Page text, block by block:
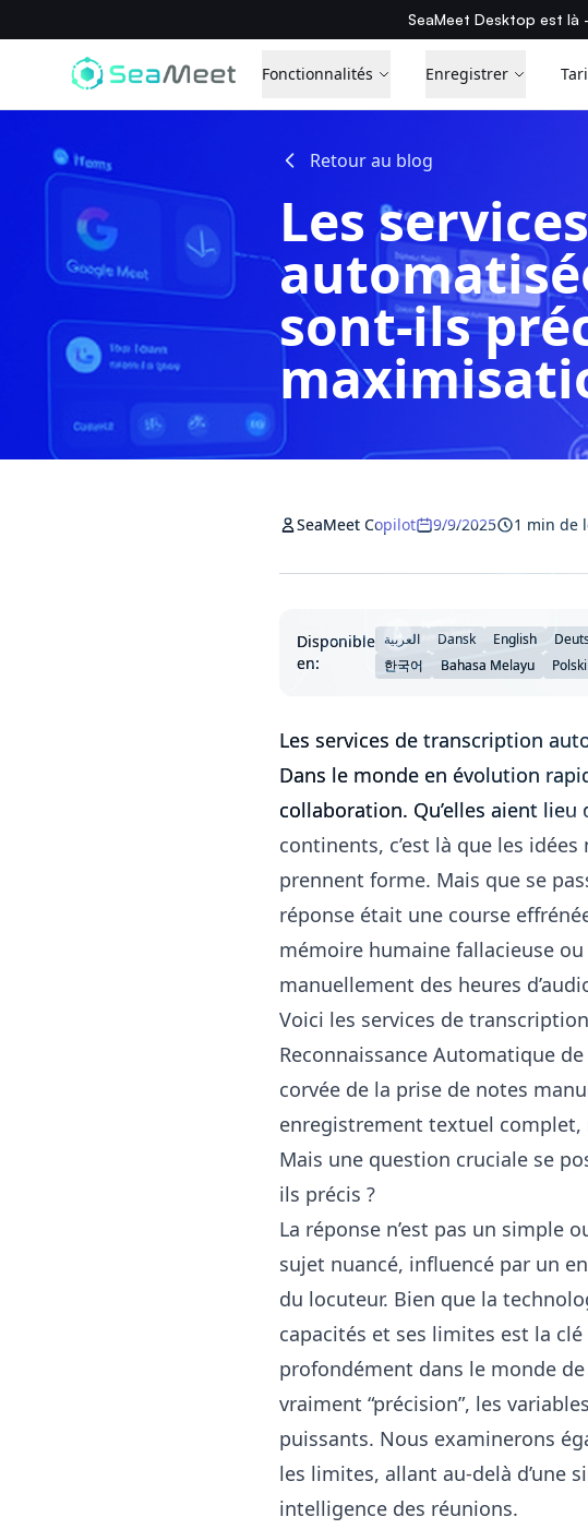
SeaMeet Desktop est
Fonctionnalités Enregistrer
Retour au blog
Les
sont-ils
SeaMeet Copilot 9/9/2025 1 min de
Disponible
en:
العربية Dansk English
한국어
Bahasa Melayu Polski
Les services de transcription
Dans le monde en évolution
collaboration. Qu’elles aient
continents, c’est là que les
prennent forme. Mais que se
réponse était une course
mémoire humaine fallacieuse
manuellement des heures
Voici les services de
Reconnaissance Automatique
corvée de la prise de notes
enregistrement textuel complet,
Mais une question cruciale se
ils précis ?
La réponse n’est pas un simple
sujet nuancé, influencé par un
du locuteur. Bien que la
capacités et ses limites est la
profondément dans le monde
vraiment “précision”, les
puissants. Nous examinerons
les limites, allant au-delà
intelligence des réunions.